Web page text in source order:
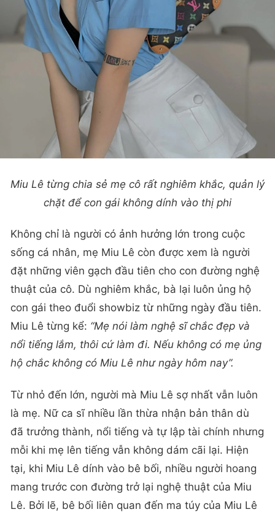
Miu Lê từng chia sẻ mẹ cô rất nghiêm khắc, quản lý
chặt để con gái không dính vào thị phi
Không chỉ là người có ảnh hưởng lớn trong cuộc
sống cá nhân, mẹ Miu Lê còn được xem là người
đặt những viên gạch đầu tiên cho con đường nghệ
thuật của cô. Dù nghiêm khắc, bà lại luôn ủng hộ
con gái theo đuổi showbiz từ những ngày đầu tiên.
Miu Lê từng kể: “Mẹ nói làm nghệ sĩ chắc đẹp và
nổi tiếng lắm, thôi cứ làm đi. Nếu không có mẹ ủng
hộ chắc không có Miu Lê như ngày hôm nay”.
Từ nhỏ đến lớn, người mà Miu Lê sợ nhất vẫn luôn
là mẹ. Nữ ca sĩ nhiều lần thừa nhận bản thân dù
đã trưởng thành, nổi tiếng và tự lập tài chính nhưng
mỗi khi mẹ lên tiếng vẫn không dám cãi lại. Hiện
tại, khi Miu Lê dính vào bê bối, nhiều người hoang
mang trước con đường trở lại nghệ thuật của Miu
Lê. Bởi lẽ, bê bối liên quan đến ma túy của Miu Lê